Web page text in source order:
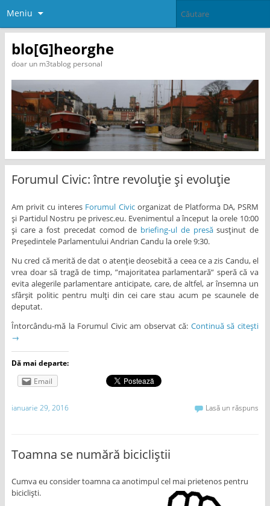
Meniu
blo[G]heorghe
doar un m3tablog personal
Forumul Civic: între revoluție și evoluție
Am privit cu interes Forumul Civicorganizat de Platforma DA, PSRM
și Partidul Nostru pe privesc.eu. Evenimentul a început la orele 10:00
și care a fost precedat comod de briefing-ul de presăsusținut de
Președintele Parlamentului Andrian Candu la orele 9:30.
Nu cred că merită de dat o atenție deosebită a ceea ce a zis Candu, el
vrea doar să tragă de timp, ”majoritatea parlamentară” speră că va
evita alegerile parlamentare anticipate, care, de altfel, ar însemna un
sfârșit politic pentru mulți din cei care stau acum pe scaunele de
deputat.
Întorcându-mă la Forumul Civic am observat că: Continuă să citești
→
Dă mai departe:
Email
ianuarie 29, 2016 Lasă un răspuns
Toamna se numără bicicliștii
Cumva eu consider toamna ca anotimpul cel mai prietenos pentru
bicicliști.